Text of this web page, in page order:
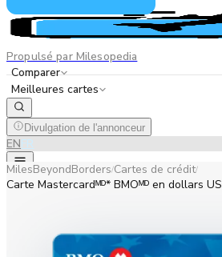
Propulsé par Milesopedia
Comparer
Meilleures cartes
Divulgation de l'annonceur
ENFR
MilesBeyondBorders/Cartes de crédit/
Carte Mastercardᴹᴰ* BMOᴹᴰ en dollars US